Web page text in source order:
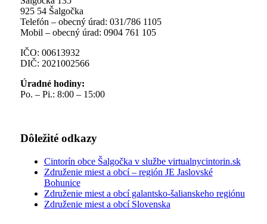
925 54 Šalgočka
Telefón – obecný úrad: 031/786 1105
Mobil – obecný úrad: 0904 761 105
IČO: 00613932
DIČ: 2021002566
Úradné hodiny:
Po. – Pi.: 8:00 – 15:00
Dôležité odkazy
Cintorín obce Šalgočka v službe virtualnycintorin.sk
Združenie miest a obcí – región JE Jaslovské
Bohunice
Združenie miest a obcí galantsko-šalianskeho regiónu
Združenie miest a obcí Slovenska